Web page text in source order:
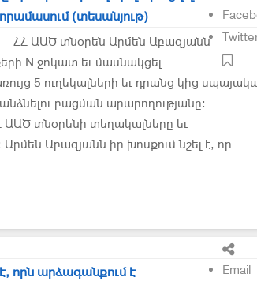
(տեսանյութ)
ՀՀ ԱԱԾ տնօրեն Արմեն Աբազյանն
N ջոկատ եւ մասնակցել
5 ուղեկալների եւ դրանց կից
բացման արարողությանը:
ԱԱԾ տնօրենի տեղակալները եւ
Աբազյանն իր խոսքում նշել է, որ
Email
որն արձագանքում է